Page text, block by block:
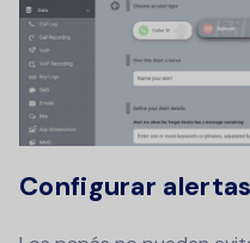
Configurar